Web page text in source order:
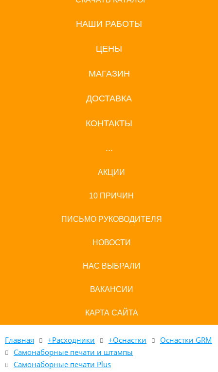
НАШИ РАБОТЫ
ЦЕНЫ
МАГАЗИН
ДОСТАВКА
КОНТАКТЫ
...
АКЦИИ
10 ПРИЧИН
ПИСЬМО РУКОВОДИТЕЛЯ
НОВОСТИ
НАС ВЫБРАЛИ
ВАКАНСИИ
КАРТА САЙТА
Главная +Расходники +Оснастки
Оснастки GRM
Самонаборные печати и штампы
Самонаборные печати Plus